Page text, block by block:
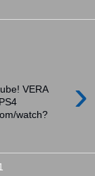
›
VERA
watch?